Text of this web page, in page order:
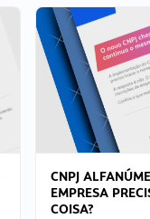
CNPJ
EMPRESA
COISA?